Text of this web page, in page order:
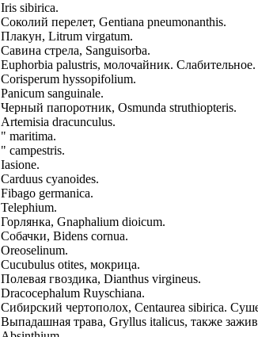
Iris sibirica.
Соколий перелет, Gentiana pneumonanthis.
Плакун, Litrum virgatum.
Савина стрела, Sanguisorba.
Euphorbia palustris, молочайник. Слабительное.
Corisperum hyssopifolium.
Panicum sanguinale.
Черный папоротник, Osmunda struthiopteris.
Artemisia dracunculus.
" maritima.
" campestris.
Iasione.
Carduus cyanoides.
Fibago germanica.
Telephium.
Горлянка, Gnaphalium dioicum.
Собачки, Bidens cornua.
Oreoselinum.
Cucubulus otites, мокрица.
Полевая гвоздика, Dianthus virgineus.
Dracocephalum Ruyschiana.
Сибирский чертополох, Centaurea sibirica.
Выпадашная трава, Gryllus italicus, также